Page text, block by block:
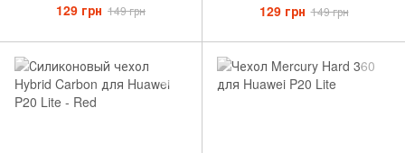
129 грн 149 грн 129 грн 149 грн